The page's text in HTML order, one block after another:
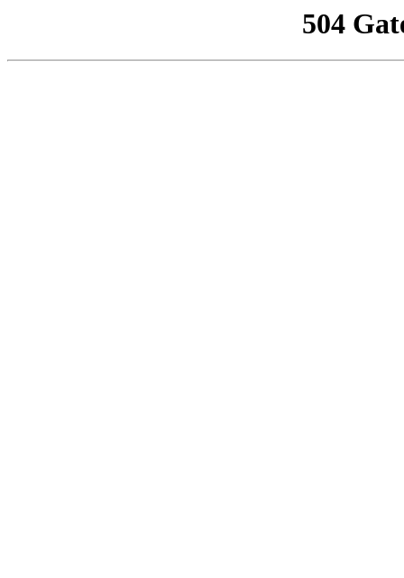
504